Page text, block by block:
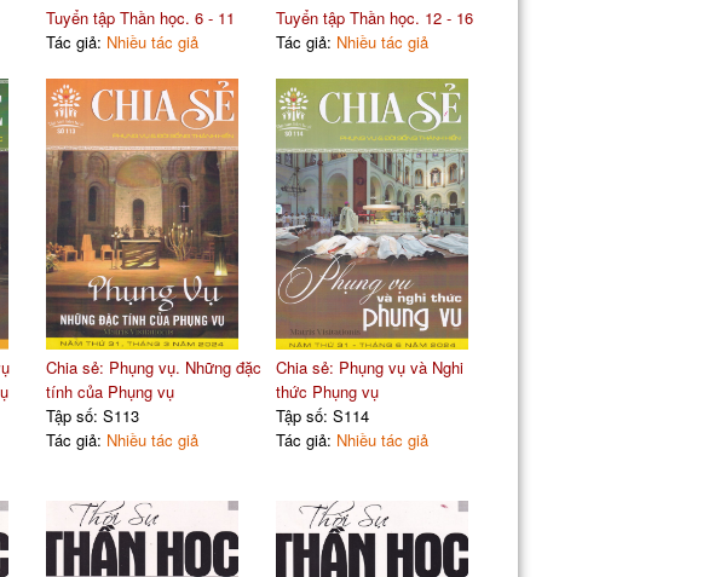
Tuyển tập Thần học. 6 - 11
Tác giả: Nhiều tác giả
Tuyển tập Thần học. 12 - 16
Tác giả: Nhiều tác giả
Chia sẻ: Phụng vụ. Những đặc
tính của Phụng vụ
Tập số: S113
Tác giả: Nhiều tác giả
Chia sẻ: Phụng vụ và Nghi
thức Phụng vụ
Tập số: S114
Tác giả: Nhiều tác giả